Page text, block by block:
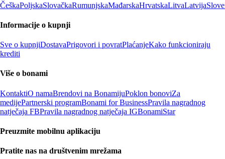
ČeškaPoljskaSlovačkaRumunjskaMađarskaHrvatskaLitvaLatvija
Informacije o kupnji
Sve o kupnjiDostavaPrigovori i povratPlaćanjeKako funkcioniraju
krediti
Više o bonami
KontaktiO namaBrendovi na BonamijuPoklon bonoviZa
medijePartnerski programBonami for BusinessPravila nagradnog
natječaja FBPravila nagradnog natječaja IGBonamiStar
Preuzmite mobilnu aplikaciju
Pratite nas na društvenim mrežama